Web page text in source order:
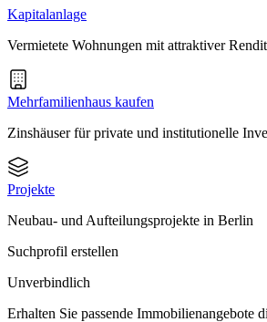
Kapitalanlage
Vermietete Wohnungen mit attraktiver
Mehrfamilienhaus kaufen
Zinshäuser für private und institutionelle
Projekte
Neubau- und Aufteilungsprojekte in Berlin
Suchprofil erstellen
Unverbindlich
Erhalten Sie passende Immobilienangebote